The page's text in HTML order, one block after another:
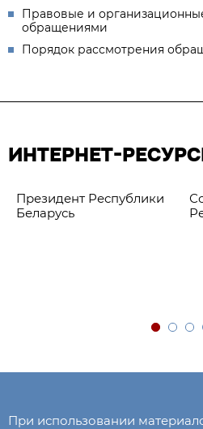
Правовые и
обращениями
Порядок рассмотрения
ИНТЕРНЕТ-
Президент Республики
Беларусь
При использовании